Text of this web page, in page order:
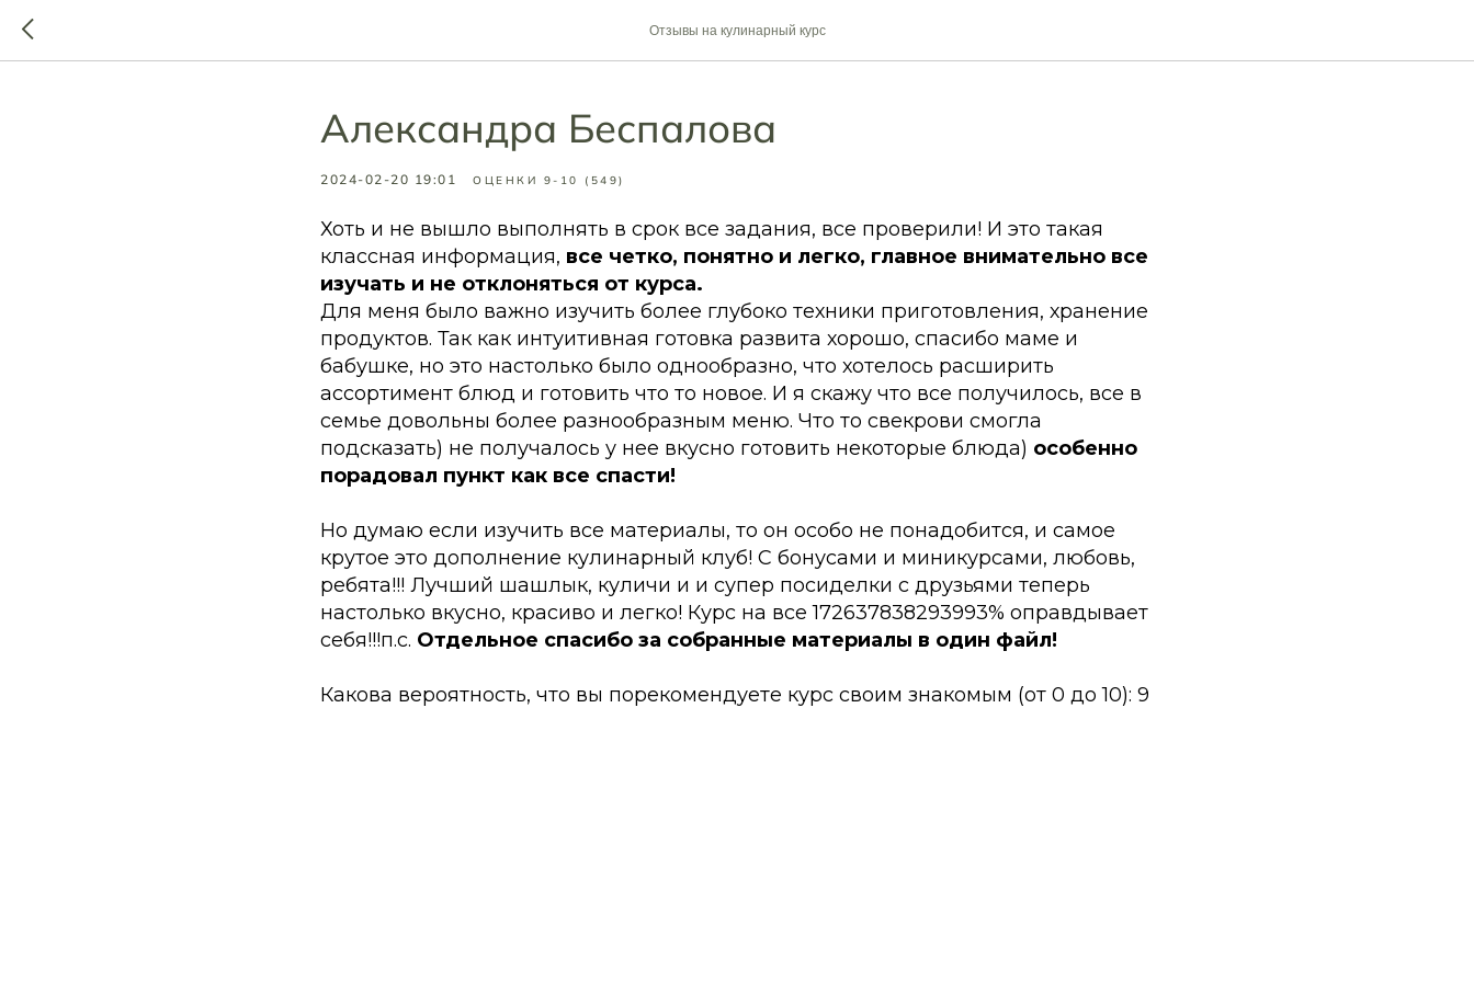
Отзывы на кулинарный курс
Александра Беспалова
2024-02-20 19:01 ОЦЕНКИ 9-10 (549)
Хоть и не вышло выполнять в срок все задания, все проверили! И это такая
классная информация, все четко, понятно и легко, главное внимательно все
изучать и не отклоняться от курса.
Для меня было важно изучить более глубоко техники приготовления, хранение
продуктов. Так как интуитивная готовка развита хорошо, спасибо маме и
бабушке, но это настолько было однообразно, что хотелось расширить
ассортимент блюд и готовить что то новое. И я скажу что все получилось, все в
семье довольны более разнообразным меню. Что то свекрови смогла
подсказать) не получалось у нее вкусно готовить некоторые блюда) особенно
порадовал пункт как все спасти!
Но думаю если изучить все материалы, то он особо не понадобится, и самое
крутое это дополнение кулинарный клуб! С бонусами и миникурсами, любовь,
ребята!!! Лучший шашлык, куличи и и супер посиделки с друзьями теперь
настолько вкусно, красиво и легко! Курс на все 172637838293993% оправдывает
себя!!!п.с. Отдельное спасибо за собранные материалы в один файл!
Какова вероятность, что вы порекомендуете курс своим знакомым (от 0 до 10): 9